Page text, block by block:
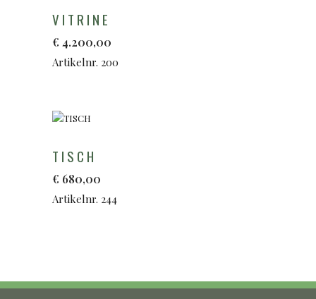
VITRINE
€ 4.200,00
Artikelnr. 200
TISCH
€ 680,00
Artikelnr. 244